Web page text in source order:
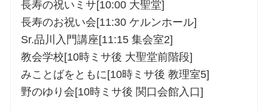
長寿の祝いミサ[10:00 大聖堂]
長寿のお祝い会[11:30 ケルンホール]
Sr.品川入門講座[11:15 集会室2]
教会学校[10時ミサ後 大聖堂前階段]
みことばをともに[10時ミサ後 教理室5]
野のゆり会[10時ミサ後 関口会館入口]